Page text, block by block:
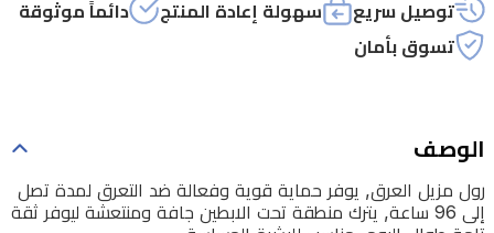
توصيل سريع سهولة إعادة المنتج
دائماً موثوقة
تسوق بأمان
الوصف
رول مزيل العرق, يوفر حماية قوية وفعالة ضد التعرق لمدة تصل
إلى 96 ساعة, يترك منطقة تحت الابطين جافة ومنتعشة ليوفر ثقة